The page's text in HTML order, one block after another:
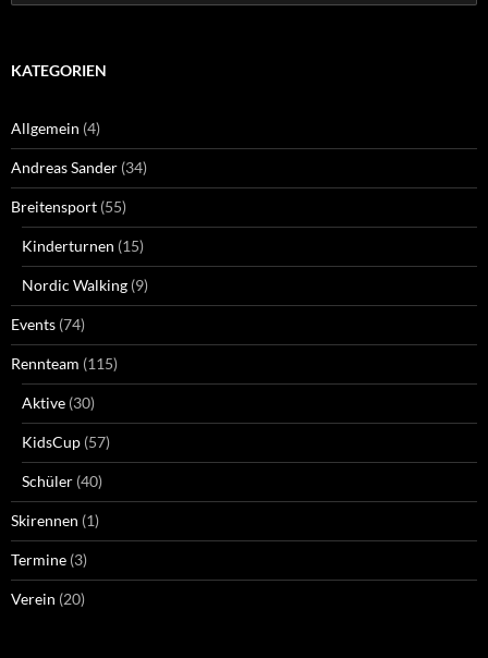
KATEGORIEN
Allgemein (4)
Andreas Sander (34)
Breitensport (55)
Kinderturnen (15)
Nordic Walking (9)
Events (74)
Rennteam (115)
Aktive (30)
KidsCup (57)
Schüler (40)
Skirennen (1)
Termine (3)
Verein (20)